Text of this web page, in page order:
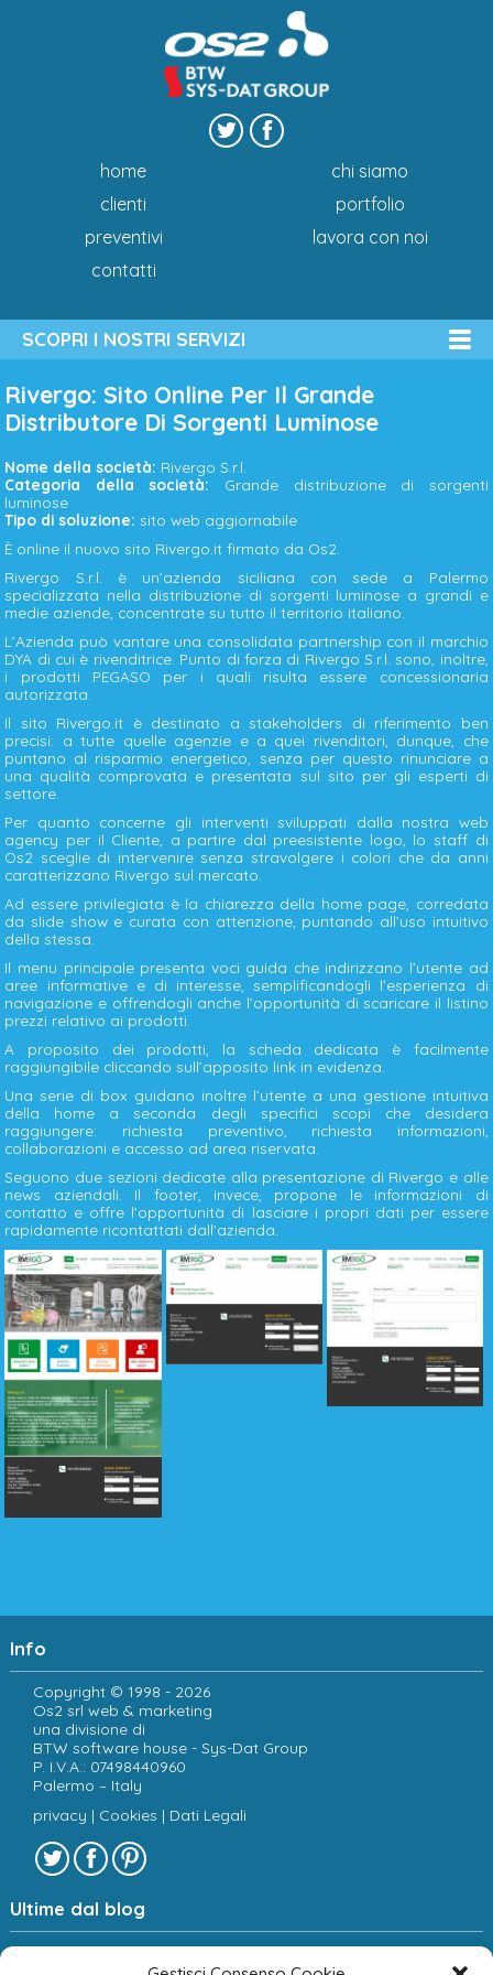
home
chi siamo
clienti
portfolio
preventivi
lavora con noi
contatti
SCOPRI I NOSTRI SERVIZI
Rivergo: Sito Online Per Il Grande
Distributore Di Sorgenti Luminose
Nome della società: Rivergo S.r.l.
Categoria della società: Grande distribuzione di sorgenti
luminose
Tipo di soluzione: sito web aggiornabile
È online il nuovo sito Rivergo.it firmato da Os2.
Rivergo S.r.l. è un’azienda siciliana con sede a Palermo
specializzata nella distribuzione di sorgenti luminose a grandi e
medie aziende, concentrate su tutto il territorio italiano.
L’Azienda può vantare una consolidata partnership con il marchio
DYA di cui è rivenditrice. Punto di forza di Rivergo S.r.l. sono, inoltre,
i prodotti PEGASO per i quali risulta essere concessionaria
autorizzata.
Il sito Rivergo.it è destinato a stakeholders di riferimento ben
precisi: a tutte quelle agenzie e a quei rivenditori, dunque, che
puntano al risparmio energetico, senza per questo rinunciare a
una qualità comprovata e presentata sul sito per gli esperti di
settore.
Per quanto concerne gli interventi sviluppati dalla nostra web
agency per il Cliente, a partire dal preesistente logo, lo staff di
Os2 sceglie di intervenire senza stravolgere i colori che da anni
caratterizzano Rivergo sul mercato.
Ad essere privilegiata è la chiarezza della home page, corredata
da slide show e curata con attenzione, puntando all’uso intuitivo
della stessa.
Il menu principale presenta voci guida che indirizzano l’utente ad
aree informative e di interesse, semplificandogli l’esperienza di
navigazione e offrendogli anche l’opportunità di scaricare il listino
prezzi relativo ai prodotti.
A proposito dei prodotti, la scheda dedicata è facilmente
raggiungibile cliccando sull’apposito link in evidenza.
Una serie di box guidano inoltre l’utente a una gestione intuitiva
della home a seconda degli specifici scopi che desidera
raggiungere: richiesta preventivo, richiesta informazioni,
collaborazioni e accesso ad area riservata.
Seguono due sezioni dedicate alla presentazione di Rivergo e alle
news aziendali. Il footer, invece, propone le informazioni di
contatto e offre l’opportunità di lasciare i propri dati per essere
rapidamente ricontattati dall’azienda.
Info
Copyright © 1998 - 2026
Os2 srl web & marketing
una divisione di
BTW software house - Sys-Dat Group
P. I.V.A.: 07498440960
Palermo – Italy
privacy | Cookies | Dati Legali
Ultime dal blog
Sociologia e new media: verso una spiegazione dei
fenomeni digitali.